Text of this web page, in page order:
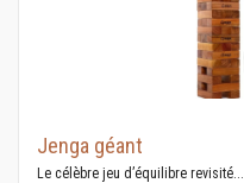
Jenga géant
Le célèbre jeu d’équilibre revisité...